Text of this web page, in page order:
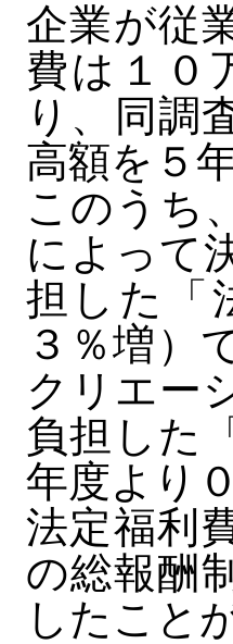
企業が従
費は１０
り、同調
高額を５
このうち
によって
担した「
３％増）
クリエー
負担した
年度より
法定福利
の総報酬
したこと